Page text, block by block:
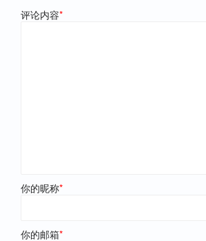
评论内容*
你的昵称*
你的邮箱*